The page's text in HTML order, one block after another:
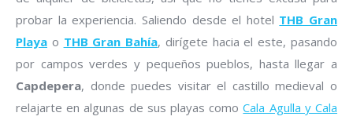
probar la experiencia. Saliendo desde el hotel THB Gran
Playa o THB Gran Bahía, dirígete hacia el este, pasando
por campos verdes y pequeños pueblos, hasta llegar a
Capdepera, donde puedes visitar el castillo medieval o
relajarte en algunas de sus playas comoCala Agulla y Cala